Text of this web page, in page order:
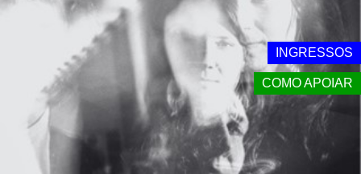
INGRESSOS
COMO APOIAR